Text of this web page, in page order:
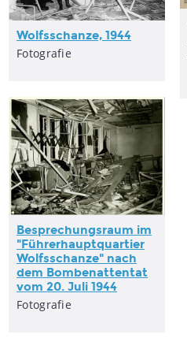
Wolfsschanze, 1944
Fotografie
Besprechungsraum im
"Führerhauptquartier
Wolfsschanze" nach
dem Bombenattentat
vom 20. Juli 1944
Fotografie